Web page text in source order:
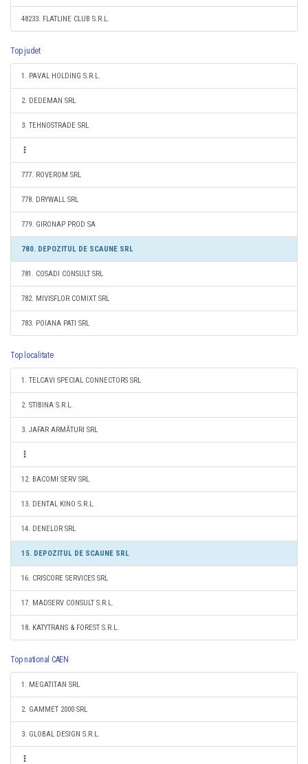
48233. FLATLINE CLUB S.R.L.
Top judet
1. PAVAL HOLDING S.R.L.
2. DEDEMAN SRL
3. TEHNOSTRADE SRL
777. ROVEROM SRL
778. DRYWALL SRL
779. GIRONAP PROD SA
780. DEPOZITUL DE SCAUNE SRL
781. COSADI CONSULT SRL
782. MIVISFLOR COMIXT SRL
783. POIANA PATI SRL
Top localitate
1. TELCAVI SPECIAL CONNECTORS SRL
2. STIBINA S.R.L.
3. JAFAR ARMĂTURI SRL
12. BACOMI SERV SRL
13. DENTAL KINO S.R.L.
14. DENELOR SRL
15. DEPOZITUL DE SCAUNE SRL
16. CRISCORE SERVICES SRL
17. MADSERV CONSULT S.R.L.
18. KATYTRANS & FOREST S.R.L.
Top national CAEN
1. MEGATITAN SRL
2. GAMMET 2000 SRL
3. GLOBAL DESIGN S.R.L.